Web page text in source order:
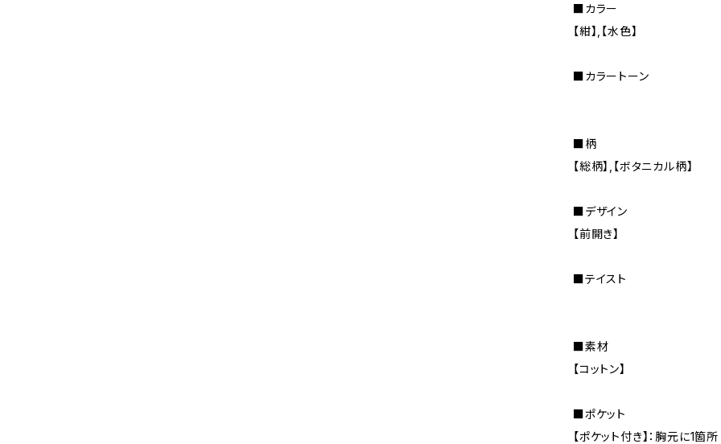
■カラー
【紺】,【水色】
■カラートーン
■柄
【総柄】,【ボタニカル柄】
■デザイン
【前開き】
■テイスト
■素材
【コットン】
■ポケット
【ポケット付き】：胸元に1箇所